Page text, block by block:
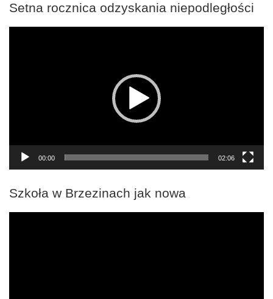
Setna rocznica odzyskania niepodległości
00:00 02:06
Szkoła w Brzezinach jak nowa